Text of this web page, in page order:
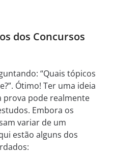
dos Concursos
“Quais tópicos
Ótimo! Ter uma ideia
prova pode realmente
Embora os
variar de um
estão alguns dos